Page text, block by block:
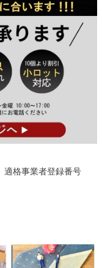
適格事業者登録番号